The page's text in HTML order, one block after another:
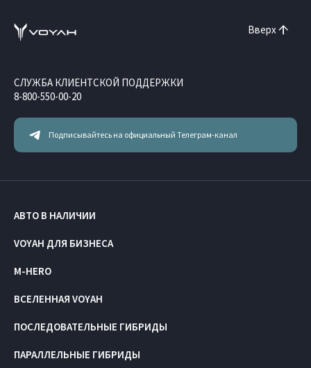
Вверх
Подписывайтесь на официальный Телеграм-канал
СЛУЖБА КЛИЕНТСКОЙ ПОДДЕРЖКИ
8-800-550-00-20
АВТО В НАЛИЧИИ
VOYAH ДЛЯ БИЗНЕСА
M-HERO
ВСЕЛЕННАЯ VOYAH
ПОСЛЕДОВАТЕЛЬНЫЕ ГИБРИДЫ
ПАРАЛЛЕЛЬНЫЕ ГИБРИДЫ